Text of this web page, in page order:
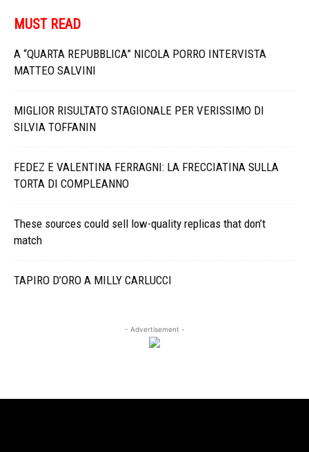
MUST READ
A “QUARTA REPUBBLICA” NICOLA PORRO INTERVISTA
MATTEO SALVINI
MIGLIOR RISULTATO STAGIONALE PER VERISSIMO DI
SILVIA TOFFANIN
FEDEZ E VALENTINA FERRAGNI: LA FRECCIATINA SULLA
TORTA DI COMPLEANNO
These sources could sell low-quality replicas that don’t
match
TAPIRO D’ORO A MILLY CARLUCCI
- Advertisement -